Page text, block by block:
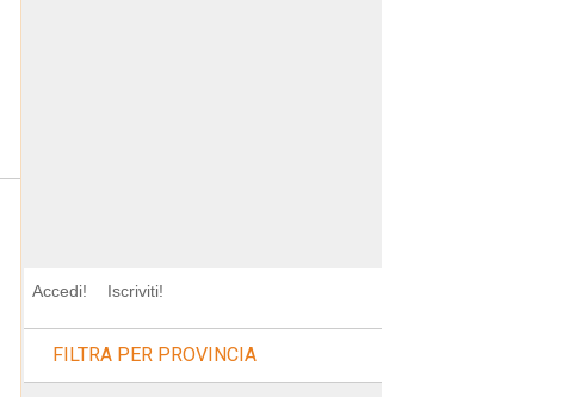
Accedi! Iscriviti!
FILTRA PER PROVINCIA